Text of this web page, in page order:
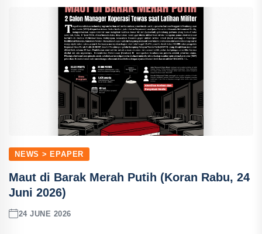
NEWS > EPAPER
Maut di Barak Merah Putih (Koran Rabu, 24
Juni 2026)
24 JUNE 2026